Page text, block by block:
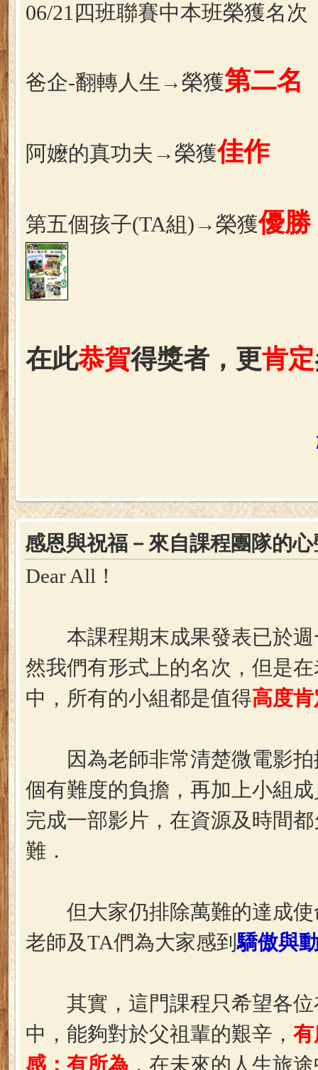
06/21四班聯賽中本班榮獲名次
爸企-翻轉人生→榮獲第二名
阿嬤的真功夫→榮獲佳作
第五個孩子(TA組)→榮獲優勝
在此恭賀得獎者，更肯定
感恩與祝福－來自課程團隊的心
Dear All！
本課程期末成果發表已於週
然我們有形式上的名次，但是
中，所有的小組都是值得高度
因為老師非常清楚微電影拍
個有難度的負擔，再加上小組
完成一部影片，在資源及時間
難．
但大家仍排除萬難的達成使
老師及TA們為大家感到驕傲與
其實，這門課程只希望各位
中，能夠對於父祖輩的艱辛，
感；有所為 ，在未來的人生旅